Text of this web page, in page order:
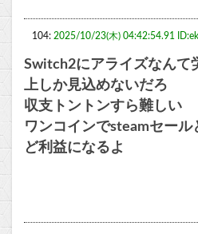
104: 2025/10/23(木) 04:42:54.91
Switch2にアライズなんて
上しか見込めないだろ
収支トントンすら難しい
ワンコインでsteamセー
ど利益になるよ